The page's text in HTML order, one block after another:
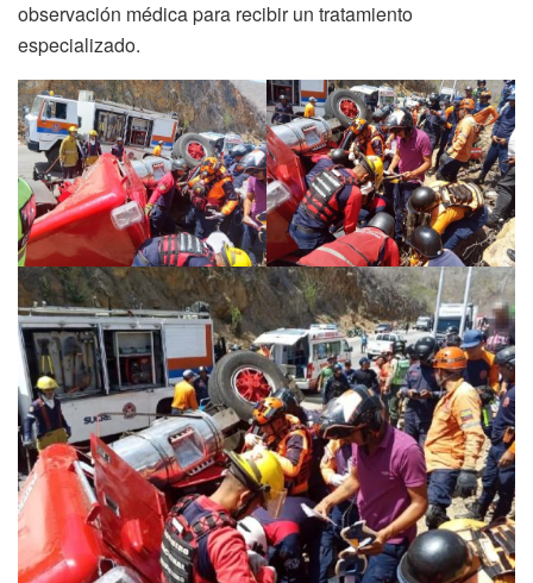
observación médica para recibir un tratamiento
especializado.